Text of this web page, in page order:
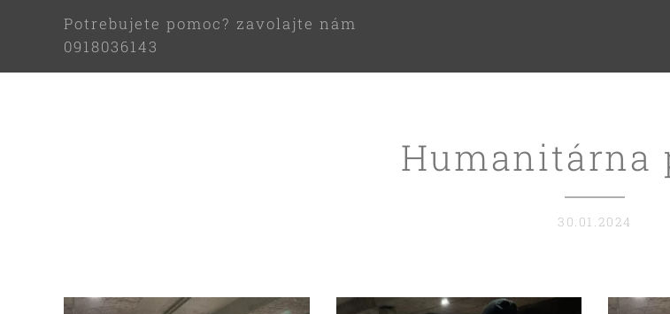
Potrebujete pomoc? zavolajte nám
0918036143
Humanitárna
30.01.2024